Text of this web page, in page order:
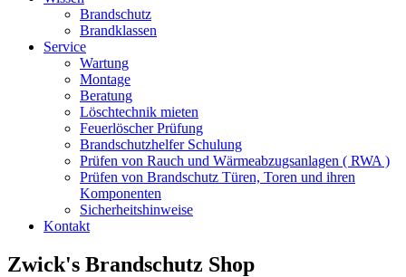
Brandschutz
Brandklassen
Service
Wartung
Montage
Beratung
Löschtechnik mieten
Feuerlöscher Prüfung
Brandschutzhelfer Schulung
Prüfen von Rauch und Wärmeabzugsanlagen ( RWA )
Prüfen von Brandschutz Türen, Toren und ihren
Komponenten
Sicherheitshinweise
Kontakt
Zwick's Brandschutz Shop